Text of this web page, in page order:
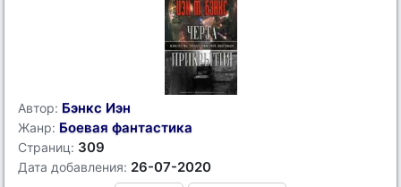
Автор: Бэнкс Иэн
Жанр: Боевая фантастика
Страниц: 309
Дата добавления: 26-07-2020